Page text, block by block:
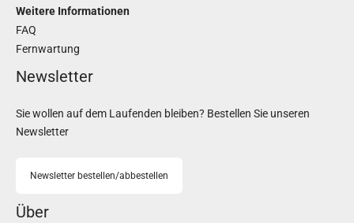
Weitere Informationen
FAQ
Fernwartung
Newsletter
Sie wollen auf dem Laufenden bleiben? Bestellen Sie unseren
Newsletter
Newsletter bestellen/abbestellen
Über